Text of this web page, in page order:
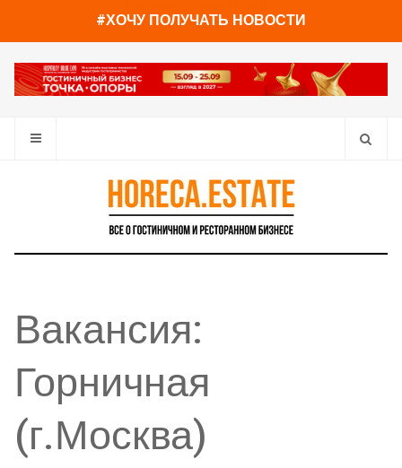
#ХОЧУ ПОЛУЧАТЬ НОВОСТИ
Вакансия:
Горничная
(г.Москва)